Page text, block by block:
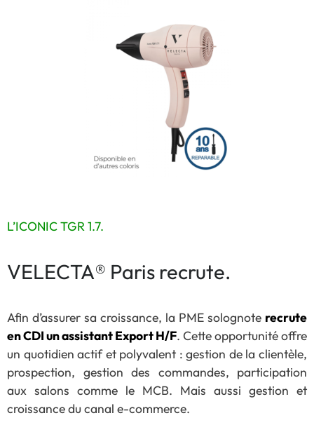
L’ICONIC TGR 1.7.
VELECTA® Paris recrute.
Afin d’assurer sa croissance, la PME solognote recrute
en CDI un assistant Export H/F. Cette opportunité offre
un quotidien actif et polyvalent : gestion de la clientèle,
prospection, gestion des commandes, participation
aux salons comme le MCB. Mais aussi gestion et
croissance du canal e-commerce.